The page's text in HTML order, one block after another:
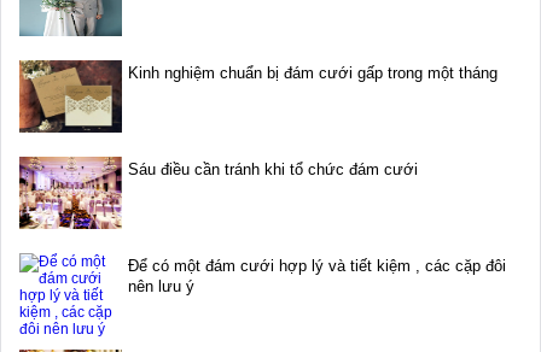
Kinh nghiệm chuẩn bị đám cưới gấp trong một tháng
Sáu điều cần tránh khi tổ chức đám cưới
Để có một đám cưới hợp lý và tiết kiệm , các cặp đôi
nên lưu ý